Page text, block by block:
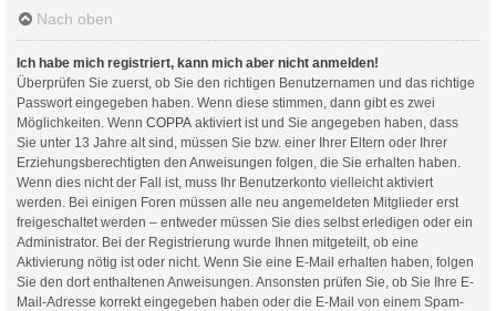
Nach oben
Ich habe mich registriert, kann mich aber nicht anmelden!
Überprüfen Sie zuerst, ob Sie den richtigen Benutzernamen und das richtige
Passwort eingegeben haben. Wenn diese stimmen, dann gibt es zwei
Möglichkeiten. Wenn COPPA aktiviert ist und Sie angegeben haben, dass
Sie unter 13 Jahre alt sind, müssen Sie bzw. einer Ihrer Eltern oder Ihrer
Erziehungsberechtigten den Anweisungen folgen, die Sie erhalten haben.
Wenn dies nicht der Fall ist, muss Ihr Benutzerkonto vielleicht aktiviert
werden. Bei einigen Foren müssen alle neu angemeldeten Mitglieder erst
freigeschaltet werden – entweder müssen Sie dies selbst erledigen oder ein
Administrator. Bei der Registrierung wurde Ihnen mitgeteilt, ob eine
Aktivierung nötig ist oder nicht. Wenn Sie eine E-Mail erhalten haben, folgen
Sie den dort enthaltenen Anweisungen. Ansonsten prüfen Sie, ob Sie Ihre E-
Mail-Adresse korrekt eingegeben haben oder die E-Mail von einem Spam-